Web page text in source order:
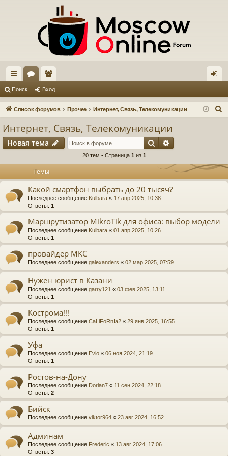
с
ы ум
ол
ьз
ат
ел
и
д
Поиск Вход
Список форумов Прочее Интернет, Связь, Телекомуникации
Интернет, Связь, Телекомуникации
Новая тема Поиск
20 тем • Страница 1 из 1
Темы
Какой смартфон выбрать до 20 тысяч?
Последнее сообщение Kulbara « 17 апр 2025, 10:38
Ответы: 1
Маршрутизатор MikroTik для офиса: выбор модели
Последнее сообщение Kulbara « 01 апр 2025, 10:26
Ответы: 1
провайдер МКС
Последнее сообщение galexanders « 02 мар 2025, 07:59
Нужен юрист в Казани
Последнее сообщение garry121 « 03 фев 2025, 13:11
Ответы: 1
Кострома!!!
Последнее сообщение CaLiFoRnIa2 « 29 янв 2025, 16:55
Ответы: 1
Уфа
Последнее сообщение Evio « 06 ноя 2024, 21:19
Ответы: 1
Ростов-на-Дону
Последнее сообщение Dorian7 « 11 сен 2024, 22:18
Ответы: 2
Бийск
Последнее сообщение viktor964 « 23 авг 2024, 16:52
Админам
Последнее сообщение Frederic « 13 авг 2024, 17:06
Ответы: 3